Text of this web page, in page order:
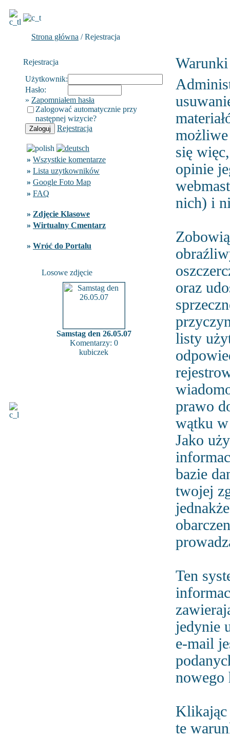
Strona główna / Rejestracja
Rejestracja
Użytkownik:
Hasło:
» Zapomniałem hasła
Zalogować automatycznie przy
następnej wizycie?
Rejestracja
» Wszystkie komentarze
» Lista uzytkowników
» Google Foto Map
» FAQ
» Zdjęcie Klasowe
» Wirtualny Cmentarz
» Wróć do Portalu
Losowe zdjęcie
Samstag den 26.05.07
Komentarzy: 0
kubiczek
możliwe
się
opinie
nich) i
oraz
listy
prawo
wątku
Jako
bazie
twojej
Ten
jedynie
e-mail
nowego
Klikając
te